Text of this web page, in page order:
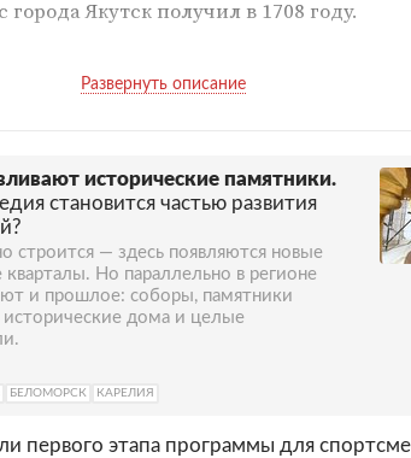
Якутск получил в 1708 году.
сельскохозяйственные, жилищно-
в этом месяце составляет
длится с октября по апрель. Средняя
исторические памятники.
становится частью развития
строится — здесь появляются новые
Но параллельно в регионе
и прошлое: соборы, памятники
исторические дома и целые
БЕЛОМОРСК КАРЕЛИЯ
первого этапа программы для